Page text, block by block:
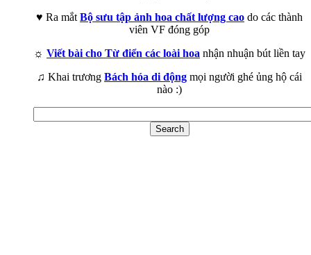
♥ Ra mắt Bộ sưu tập ảnh hoa chất lượng cao do các thành
viên VF đóng góp
☼ Viết bài cho Từ điển các loài hoa nhận nhuận bút liền tay
♫ Khai trương Bách hóa di động mọi người ghé ủng hộ cái
nào :)